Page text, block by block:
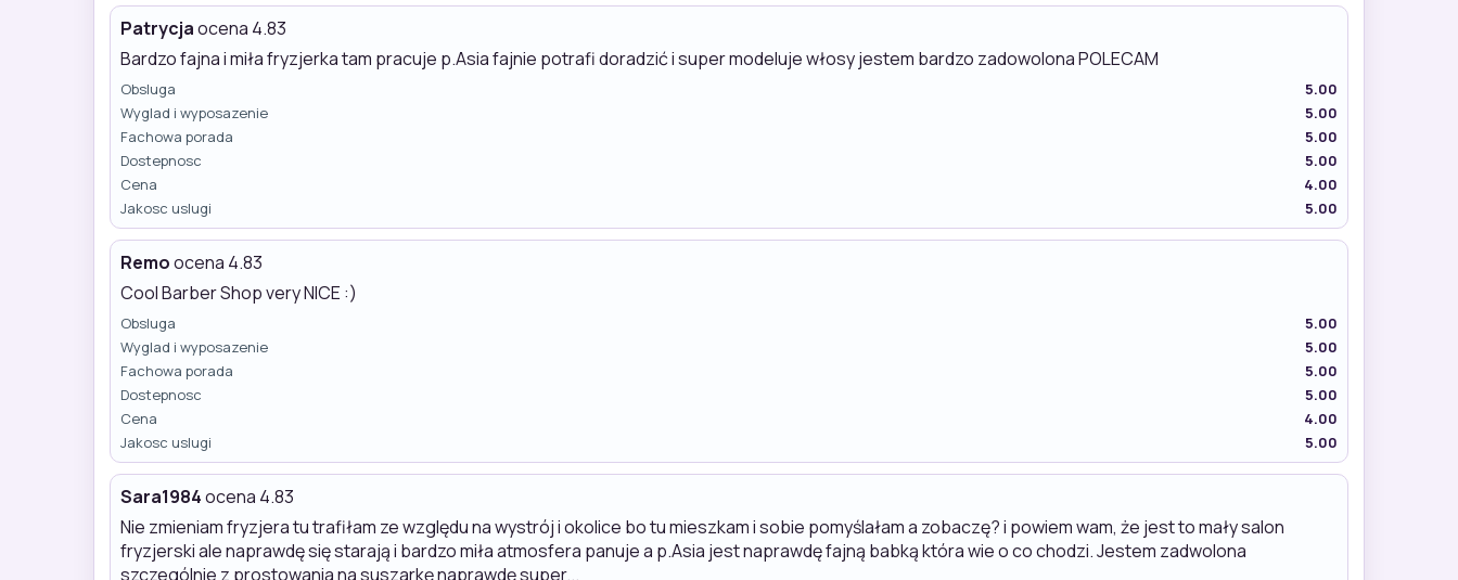
Patrycjaocena 4.83
Bardzo fajna i miła fryzjerka tam pracuje p.Asia fajnie potrafi doradzić i super modeluje włosy jestem bardzo zadowolona POLECAM
Obsluga
5.00
Wyglad i wyposazenie
5.00
Fachowa porada
5.00
Dostepnosc
5.00
Cena
4.00
Jakosc uslugi
5.00
Remoocena 4.83
Cool Barber Shop very NICE :)
Obsluga
5.00
Wyglad i wyposazenie
5.00
Fachowa porada
5.00
Dostepnosc
5.00
Cena
4.00
Jakosc uslugi
5.00
Sara1984ocena 4.83
Nie zmieniam fryzjera tu trafiłam ze względu na wystrój i okolice bo tu mieszkam i sobie pomyślałam a zobaczę? i powiem wam, że jest to mały salon
fryzjerski ale naprawdę się starają i bardzo miła atmosfera panuje a p.Asia jest naprawdę fajną babką która wie o co chodzi. Jestem zadwolona
szczególnie z prostowania na suszarkę naprawdę super...